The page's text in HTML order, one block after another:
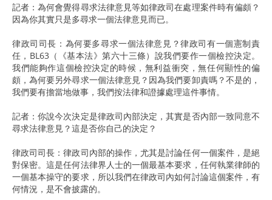
記者：為何會覺得尋求法律意見等如律政司在處理案件時有偏頗？
因為你其實只是多尋求一個法律意見而已。 ​
律政司司長：為何要多尋求一個法律意見？律政司有一個憲制責
任，BL63（《基本法》第六十三條）說我們要作一個檢控決定。
我們能夠作這個檢控決定的時候，無利益衝突，無任何顯性的偏
頗，為何要另外尋求一個法律意見？因為我們要卸責嗎？不是的，
我們要有擔當地做事，我們按法律和證據處理這件事情。​
記者：你說今次決定是律政司內部決定，其實是否內部一致同意不
尋求法律意見？這是否你自己的決定？​ ​
律政司司長：律政司內部的操作，尤其是討論任何一個案件，是絕
對保密。這是任何法律界人士的一個最基本要求，任何執業律師的
一個基本操守的要求，所以我們在律政司內如何討論這個案件，有
何情況，是不會披露的。​